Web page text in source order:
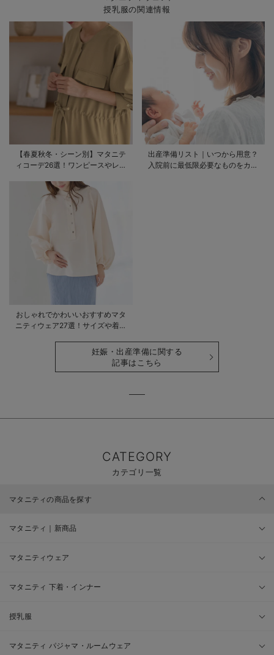
授乳服の関連情報
【春夏秋冬・シーン別】マタニテ
ィコーデ26選！ワンピースやレギ
出産準備リスト｜いつから用意？
入院前に最低限必要なものをカテ
おしゃれでかわいいおすすめマタ
ニティウェア27選！サイズや着る
妊娠・出産準備に関する
記事はこちら
CATEGORY
カテゴリ一覧
マタニティの商品を探す
マタニティ｜新商品
マタニティウェア
マタニティ 下着・インナー
授乳服
マタニティ パジャマ・ルームウェア